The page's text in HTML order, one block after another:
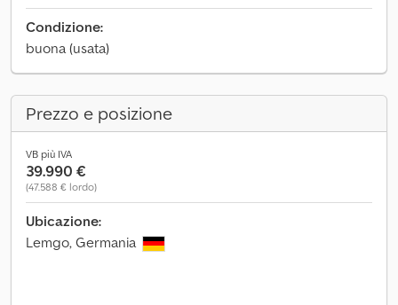
Condizione:
buona (usata)
Prezzo e posizione
VB più IVA
39.990 €
(47.588 € lordo)
Ubicazione:
Lemgo, Germania